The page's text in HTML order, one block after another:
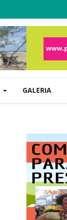
GALERIA